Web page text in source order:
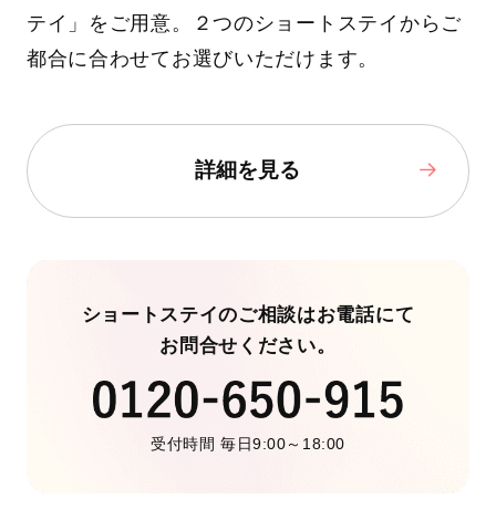
テイ」をご用意。２つのショートステイからご
都合に合わせてお選びいただけます。
詳細を見る
ショートステイのご相談はお電話にて
お問合せください。
受付時間 毎日9:00～18:00